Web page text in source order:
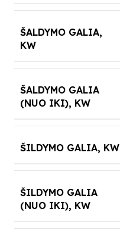
ŠALDYMO GALIA,
KW
ŠALDYMO GALIA
(NUO IKI), KW
ŠILDYMO GALIA, KW
ŠILDYMO GALIA
(NUO IKI), KW